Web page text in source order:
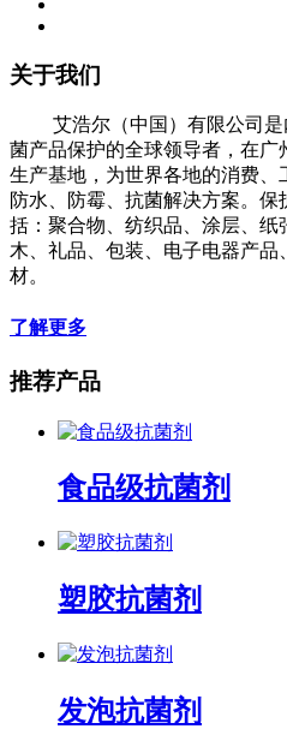
关于我们
艾浩尔（中国）有限公司是
菌产品保护的全球领导者，在
生产基地，为世界各地的消费、
防水、防霉、抗菌解决方案。
括：聚合物、纺织品、涂层、
木、礼品、包装、电子电器产
材。
了解更多
推荐产品
食品级抗菌剂
塑胶抗菌剂
发泡抗菌剂